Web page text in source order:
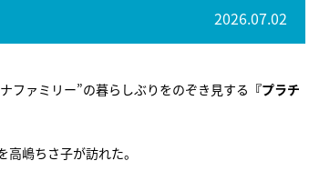
2026.07.02
ファミリー”の暮らしぶりをのぞき見する 『プラチ
嶋ちさ子が訪れた。